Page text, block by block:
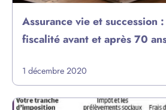
Assurance vie et succession
fiscalité avant et après 70
1 décembre 2020